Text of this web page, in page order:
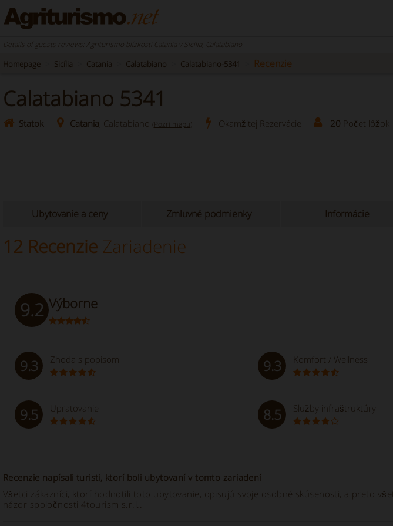
Details of guests reviews: Agriturismo blízkosti Catania v Sicilia, Calatabiano
Homepage Sicília Catania Calatabiano Calatabiano-5341 Recenzie
Calatabiano 5341
Statok Catania, Calatabiano (Pozri mapu) Okamžitej Rezervácie 20 Počet lôžok
Ubytovanie a ceny Zmluvné podmienky Informácie
12 Recenzie Zariadenie
9.2 Výborne
9.3 Zhoda s popisom 9.3 Komfort / Wellness
9.5 Upratovanie 8.5 Služby infraštruktúry
Recenzie napísali turisti, ktorí boli ubytovaní v tomto zariadení
Všetci zákazníci, ktorí hodnotili toto ubytovanie, opisujú svoje osobné skúsenosti, a preto
názor spoločnosti 4tourism s.r.l..